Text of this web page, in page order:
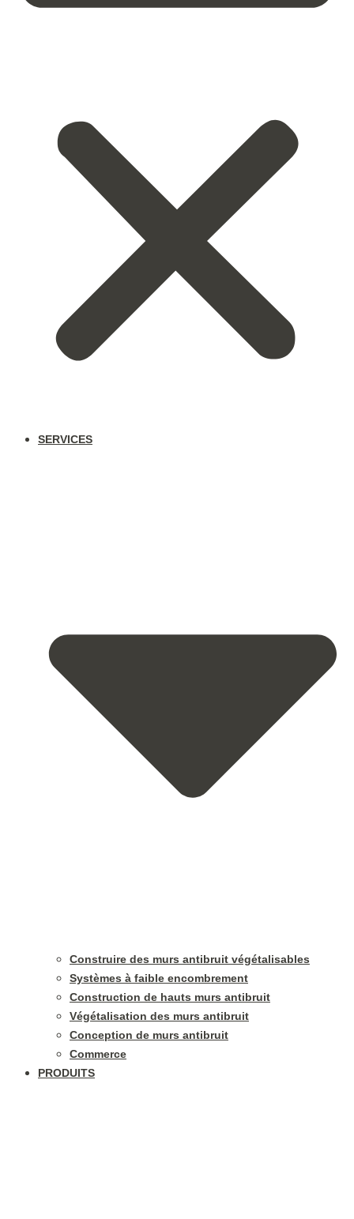
SERVICES
Construire des murs antibruit végétalisables
Systèmes à faible encombrement
Construction de hauts murs antibruit
Végétalisation des murs antibruit
Conception de murs antibruit
Commerce
PRODUITS